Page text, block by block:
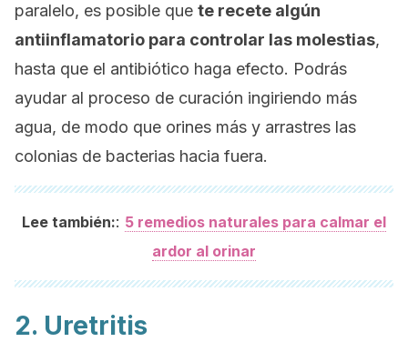
paralelo, es posible que te recete algún
antiinflamatorio para controlar las molestias,
hasta que el antibiótico haga efecto. Podrás
ayudar al proceso de curación ingiriendo más
agua, de modo que orines más y arrastres las
colonias de bacterias hacia fuera.
Lee también:: 5 remedios naturales para calmar el
ardor al orinar
2. Uretritis